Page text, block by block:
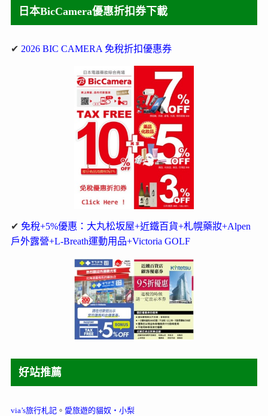
日本BicCamera優惠折扣券下載
✔ 2026 BIC CAMERA 免稅折扣優惠券
✔ 免稅+5%優惠：大丸松坂屋+近鐵百貨+札幌藥妝+Alpen
戶外露營+L-Breath運動用品+Victoria GOLF
好站推薦
via’s旅行札記。 愛旅遊的貓奴‧小梨